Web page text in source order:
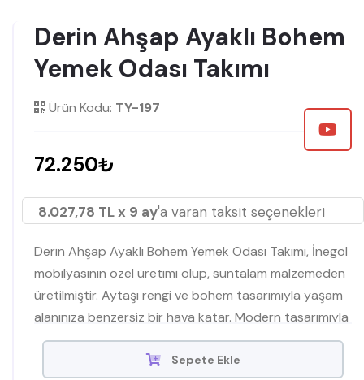
Derin Ahşap Ayaklı Bohem
Yemek Odası Takımı
Ürün Kodu: TY-197
72.250₺
8.027,78 TL x 9 ay'a varan taksit seçenekleri
Derin Ahşap Ayaklı Bohem Yemek Odası Takımı, İnegöl
mobilyasının özel üretimi olup, suntalam malzemeden
üretilmiştir. Aytaşı rengi ve bohem tasarımıyla yaşam
alanınıza benzersiz bir hava katar. Modern tasarımıyla
şimdi Mobilyamevime'de.
Sepete Ekle